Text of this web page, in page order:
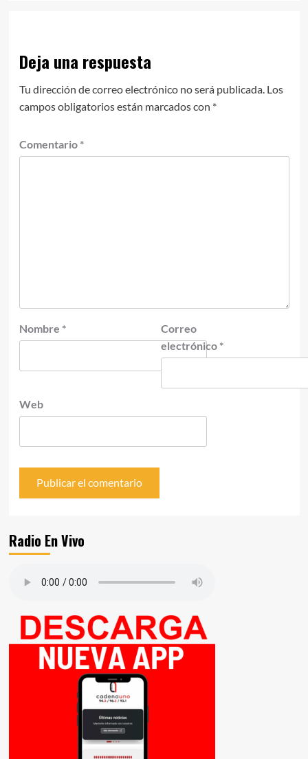
Deja una respuesta
Tu dirección de correo electrónico no será publicada. Los
campos obligatorios están marcados con *
Comentario *
Nombre *
Correo
electrónico *
Web
Radio En Vivo